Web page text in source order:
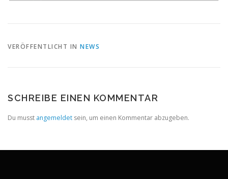
VERÖFFENTLICHT IN NEWS
SCHREIBE EINEN KOMMENTAR
Du musst angemeldet sein, um einen Kommentar abzugeben.